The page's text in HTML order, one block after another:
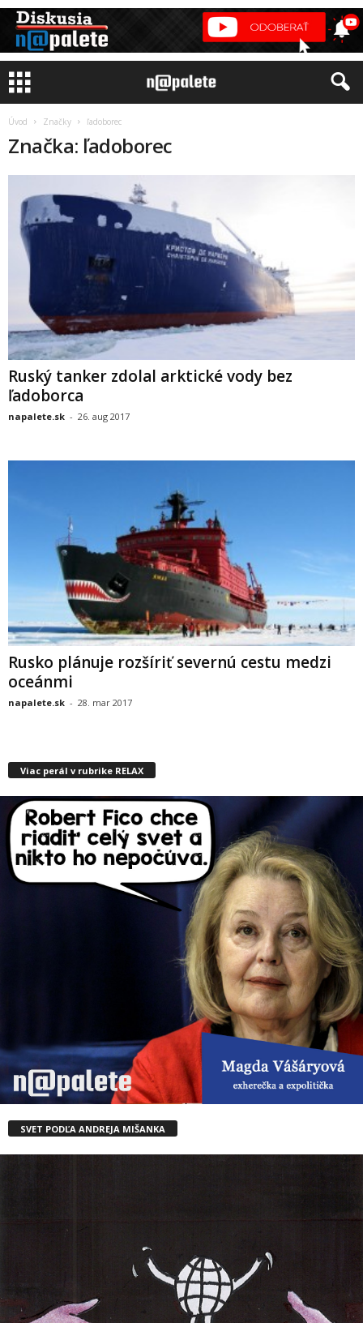
Úvod Značky ľadoborec
Značka: ľadoborec
Ruský tanker zdolal arktické vody bez
ľadoborca
napalete.sk - 26. aug 2017
Rusko plánuje rozšíriť severnú cestu medzi
oceánmi
napalete.sk - 28. mar 2017
Viac perál v rubrike RELAX
SVET PODĽA ANDREJA MIŠANKA